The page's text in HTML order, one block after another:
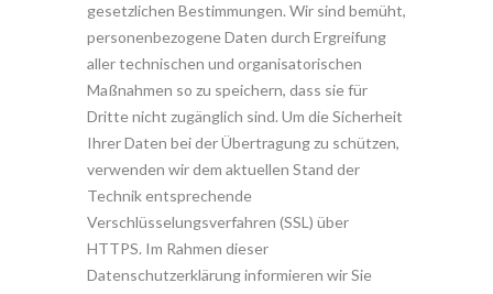
gesetzlichen Bestimmungen. Wir sind bemüht,
personenbezogene Daten durch Ergreifung
aller technischen und organisatorischen
Maßnahmen so zu speichern, dass sie für
Dritte nicht zugänglich sind. Um die Sicherheit
Ihrer Daten bei der Übertragung zu schützen,
verwenden wir dem aktuellen Stand der
Technik entsprechende
Verschlüsselungsverfahren (SSL) über
HTTPS. Im Rahmen dieser
Datenschutzerklärung informieren wir Sie